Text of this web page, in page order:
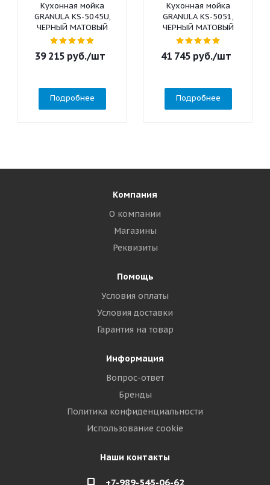
Кухонная мойка
GRANULA KS-5045U,
ЧЕРНЫЙ МАТОВЫЙ
39 215 руб./шт
Подробнее
Кухонная мойка
GRANULA KS-5051,
ЧЕРНЫЙ МАТОВЫЙ
41 745 руб./шт
Подробнее
Компания
О компании
Магазины
Реквизиты
Помощь
Условия оплаты
Условия доставки
Гарантия на товар
Информация
Вопрос-ответ
Бренды
Политика конфиденциальности
Использование cookie
Наши контакты
+7-989-545-06-62